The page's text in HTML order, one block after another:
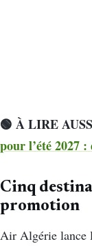
🟢 À LIRE
pour l’été 2027
Cinq
promotion
Air Algérie lance